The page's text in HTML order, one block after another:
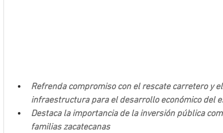
Refrenda compromiso con el rescate carretero y
infraestructura para el desarrollo económico del
Destaca la importancia de la inversión pública
familias zacatecanas